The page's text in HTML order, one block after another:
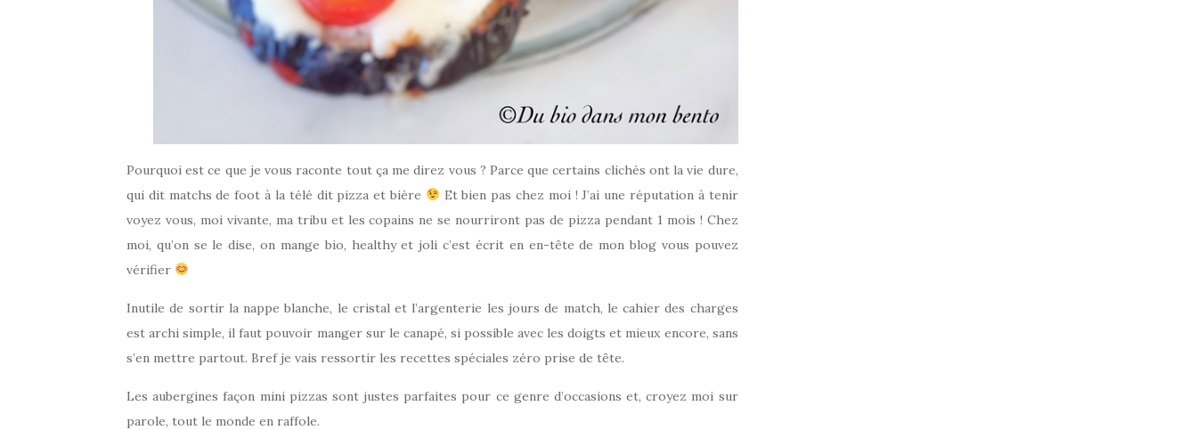
Pourquoi est ce que je vous raconte tout ça me direz vous ? Parce que certains clichés ont la vie dure,
qui dit matchs de foot à la télé dit pizza et bière
Et bien pas chez moi ! J’ai une réputation à tenir
voyez vous, moi vivante, ma tribu et les copains ne se nourriront pas de pizza pendant 1 mois ! Chez
moi, qu’on se le dise, on mange bio, healthy et joli c’est écrit en en-tête de mon blog vous pouvez
vérifier
Inutile de sortir la nappe blanche, le cristal et l’argenterie les jours de match, le cahier des charges
est archi simple, il faut pouvoir manger sur le canapé, si possible avec les doigts et mieux encore, sans
s’en mettre partout. Bref je vais ressortir les recettes spéciales zéro prise de tête.
Les aubergines façon mini pizzas sont justes parfaites pour ce genre d’occasions et, croyez moi sur
parole, tout le monde en raffole.